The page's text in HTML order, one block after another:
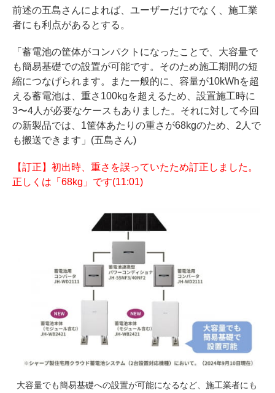
前述の五島さんによれば、ユーザーだけでなく、施工業
者にも利点があるとする。
「蓄電池の筐体がコンパクトになったことで、大容量で
も簡易基礎での設置が可能です。そのため施工期間の短
縮につなげられます。また一般的に、容量が10kWhを超
える蓄電池は、重さ100kgを超えるため、設置施工時に
3〜4人が必要なケースもありました。それに対して今回
の新製品では、1筐体あたりの重さが68kgのため、2人で
も搬送できます」(五島さん)
【訂正】初出時、重さを誤っていたため訂正しました。
正しくは「68kg」です(11:01)
大容量でも簡易基礎への設置が可能になるなど、施工業者にも